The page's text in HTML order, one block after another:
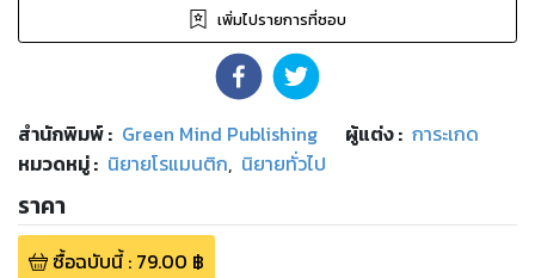
เพิ่มไปรายการที่ชอบ
สำนักพิมพ์: Green Mind Publishing ผู้แต่ง : การะเกด
หมวดหมู่: นิยายโรแมนติก, นิยายทั่วไป
ราคา
ซื้อฉบับนี้: 79.00 ฿